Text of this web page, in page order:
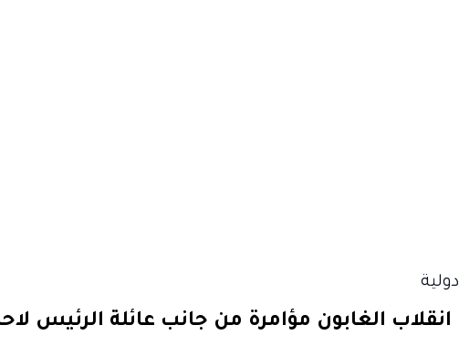
دولية
انقلاب الغابون مؤامرة من جانب عائلة